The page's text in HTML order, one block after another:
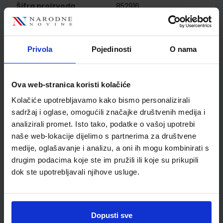
Privola Pojedinosti O nama
Ova web-stranica koristi kolačiće
Kolačiće upotrebljavamo kako bismo personalizirali
sadržaj i oglase, omogućili značajke društvenih medija i
analizirali promet. Isto tako, podatke o vašoj upotrebi
naše web-lokacije dijelimo s partnerima za društvene
medije, oglašavanje i analizu, a oni ih mogu kombinirati s
drugim podacima koje ste im pružili ili koje su prikupili
dok ste upotrebljavali njihove usluge.
Dopusti sve
Šifra proizvoda
852916
Jedinična mjera
Autor
Kristina Kekelj
Vrsta škole
3 STRUKOVNA
Nastavni predmet
TEHNIČKE Š.ELEKTROTE
Reg br min
2194